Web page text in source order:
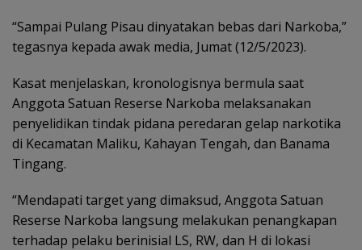
“Sampai Pulang Pisau dinyatakan bebas dari Narkoba,”
tegasnya kepada awak media, Jumat (12/5/2023).
Kasat menjelaskan, kronologisnya bermula saat
Anggota Satuan Reserse Narkoba melaksanakan
penyelidikan tindak pidana peredaran gelap narkotika
di Kecamatan Maliku, Kahayan Tengah, dan Banama
Tingang.
“Mendapati target yang dimaksud, Anggota Satuan
Reserse Narkoba langsung melakukan penangkapan
terhadap pelaku berinisial LS, RW, dan H di lokasi